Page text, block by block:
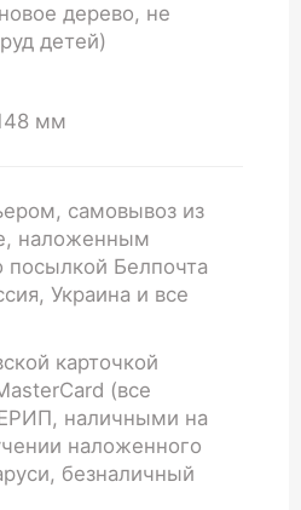
дерево, не
детей)
мм
самовывоз из
наложенным
Белпочта
Украина и все
карточкой
(все
наличными на
наложенного
безналичный